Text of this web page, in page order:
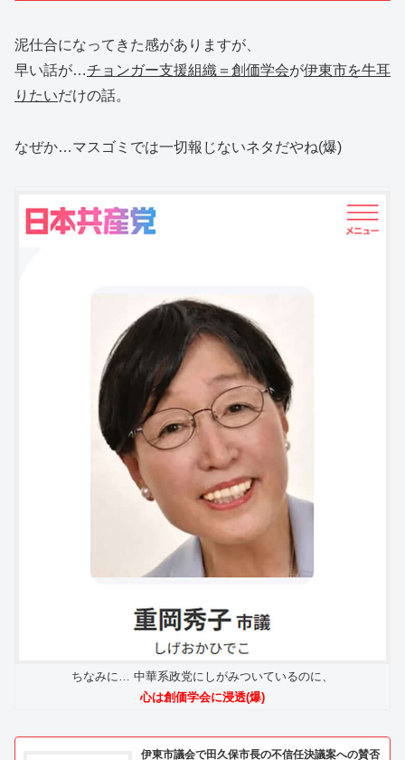
泥仕合になってきた感がありますが、
早い話が…チョンガー支援組織＝創価学会が伊東市を牛耳
りたいだけの話。
なぜか…マスゴミでは一切報じないネタだやね(爆)
ちなみに… 中華系政党にしがみついているのに、
心は創価学会に浸透(爆)
伊東市議会で田久保市長の不信任決議案への賛否